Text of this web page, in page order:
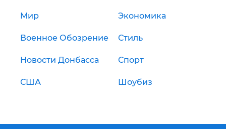
Мир Экономика
Военное Обозрение Стиль
Новости Донбасса Спорт
США Шоубиз